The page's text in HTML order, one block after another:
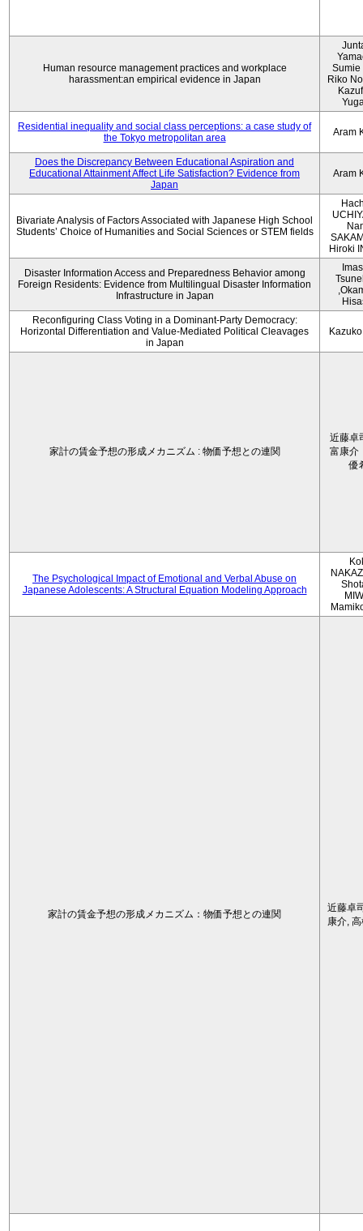
Human resource management practices and workplace
harassment:an empirical evidence in Japan
Sumie
Riko
Residential inequality and social class perceptions: a case study of
the Tokyo metropolitan area
Aram
Does the Discrepancy Between Educational Aspiration and
Educational Attainment Affect Life Satisfaction? Evidence from
Japan
Aram
Bivariate Analysis of Factors Associated with Japanese High School
Students’ Choice of Humanities and Social Sciences or STEM fields
Hiroki
Disaster Information Access and Preparedness Behavior among
Foreign Residents: Evidence from Multilingual Disaster Information
Infrastructure in Japan
Reconfiguring Class Voting in a Dominant-Party Democracy:
Horizontal Differentiation and Value-Mediated Political Cleavages
in Japan
家計の賃金予想の形成メカニズム : 物価予想との連関
近藤卓
富康介
優
The Psychological Impact of Emotional and Verbal Abuse on
Japanese Adolescents: A Structural Equation Modeling Approach
家計の賃金予想の形成メカニズム：物価予想との連関
近藤卓
康介,